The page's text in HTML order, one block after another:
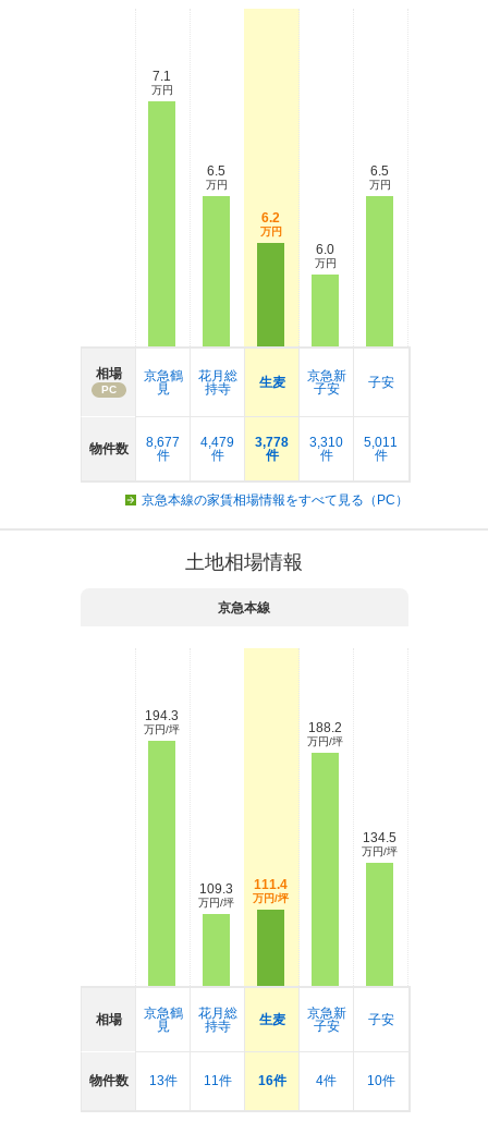
相場
PC
物件数
7.1
万円
京急鶴
見
8,677
件
6.5
万円
花月総
持寺
4,479
件
6.2
万円
生麦
3,778
件
6.0
万円
京急新
子安
3,310
件
6.5
万円
子安
5,011
件
京急本線の家賃相場情報をすべて見る（PC）
土地相場情報
京急本線
相場
物件数
194.3
万円/坪
京急鶴
見
13件
109.3
万円/坪
花月総
持寺
11件
111.4
万円/坪
生麦
16件
188.2
万円/坪
京急新
子安
4件
134.5
万円/坪
子安
10件